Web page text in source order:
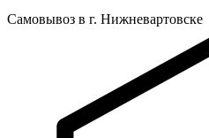
Самовывоз в г. Нижневартовске